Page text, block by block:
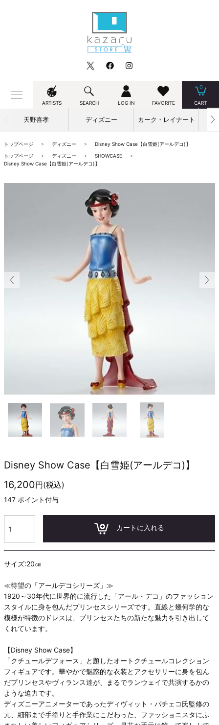
ARTISTS SEARCH LOG IN FAVORITE
0
CART
天野喜孝 ディズニー カーク・レイナート
トップページ ディズニー
Disney Show Case【白雪姫(アールデコ)】
トップページ
ディズニー
SHOWCASE
Disney Show Case【白雪姫(アールデコ)】
Disney Show Case【白雪姫(アールデコ)】
16,200円(税込)
147 ポイント付与
カートに入れる
サイズ:20㎝
≪待望の「アールデコシリーズ」≫
1920～30年代に世界的に流行した「アール・デコ」のファッション
スタイルに身を包んだプリンセスシリーズです。直線と幾何学的な
模様が特徴のドレスは、プリンセスたちの新たな魅力を引き出して
くれています。
【Disney Show Case】
「クチュールデフォース」と題したオートクチュールコレクション
フィギュアです。華やかで魅惑的な衣装とアクセサリーに身を包ん
だプリンセスやヴィランス達が、まるでランウェイで共演するかの
ような迫力です。
ディズニーアニメーターであったディヴィット・パチェコ氏監修の
元、細部まで手塗りと手作業にこだわった、ファッショニスタにふ